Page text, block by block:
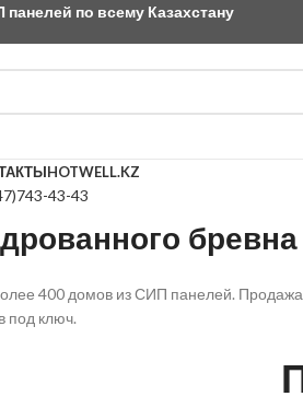
по всему Казахстану
HOTWELL.KZ
43-43
400 домов из СИП панелей.
под ключ.